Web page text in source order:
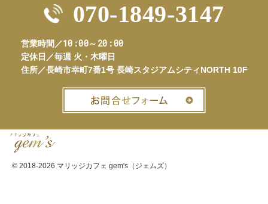
070-1849-3147
営業時間／10:00～20:00
定休日／毎週 火・木曜日
住所／長崎市幸町7番1号 長崎スタジアムシティNORTH 10F
© 2018-2026 マリッジカフェ gem's（ジェムズ）